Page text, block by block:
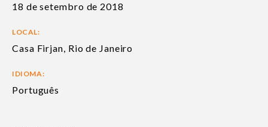
18 de setembro de 2018
LOCAL:
Casa Firjan, Rio de Janeiro
IDIOMA:
Português